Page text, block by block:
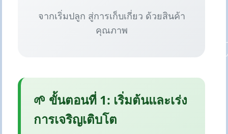
จากเริ่มปลูก สู่การเก็บเกี่ยว ด้วยสินค้า
คุณภาพ
🌱 ขั้นตอนที่ 1: เริ่มต้นและเร่ง
การเจริญเติบโต